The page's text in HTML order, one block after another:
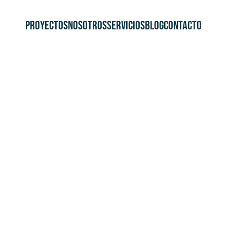
ProyectosNosotrosServiciosBlogContacto